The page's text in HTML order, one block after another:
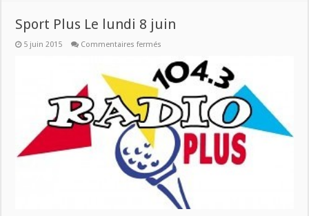
Sport Plus Le lundi 8 juin
5 juin 2015 Commentaires fermés
Plus
Le
lundi
8
juin